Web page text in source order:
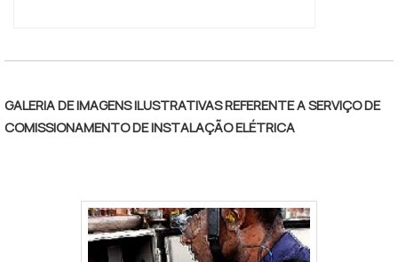
GALERIA DE IMAGENS ILUSTRATIVAS REFERENTE A SERVIÇO DE
COMISSIONAMENTO DE INSTALAÇÃO ELÉTRICA